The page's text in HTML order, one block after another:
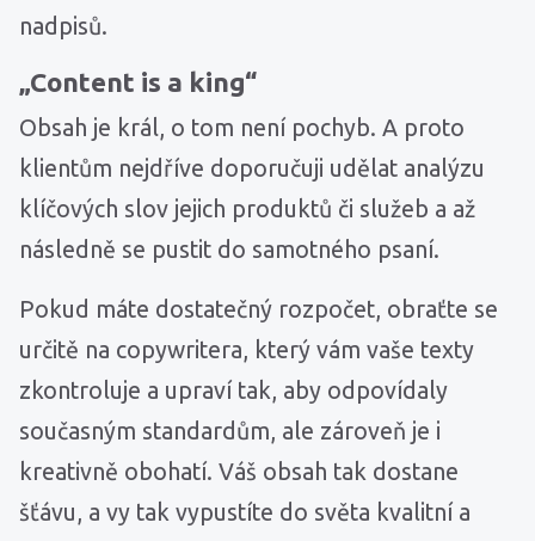
nadpisů.
„Content is a king“
Obsah je král, o tom není pochyb. A proto
klientům nejdříve doporučuji udělat analýzu
klíčových slov jejich produktů či služeb a až
následně se pustit do samotného psaní.
Pokud máte dostatečný rozpočet, obraťte se
určitě na copywritera, který vám vaše texty
zkontroluje a upraví tak, aby odpovídaly
současným standardům, ale zároveň je i
kreativně obohatí. Váš obsah tak dostane
šťávu, a vy tak vypustíte do světa kvalitní a